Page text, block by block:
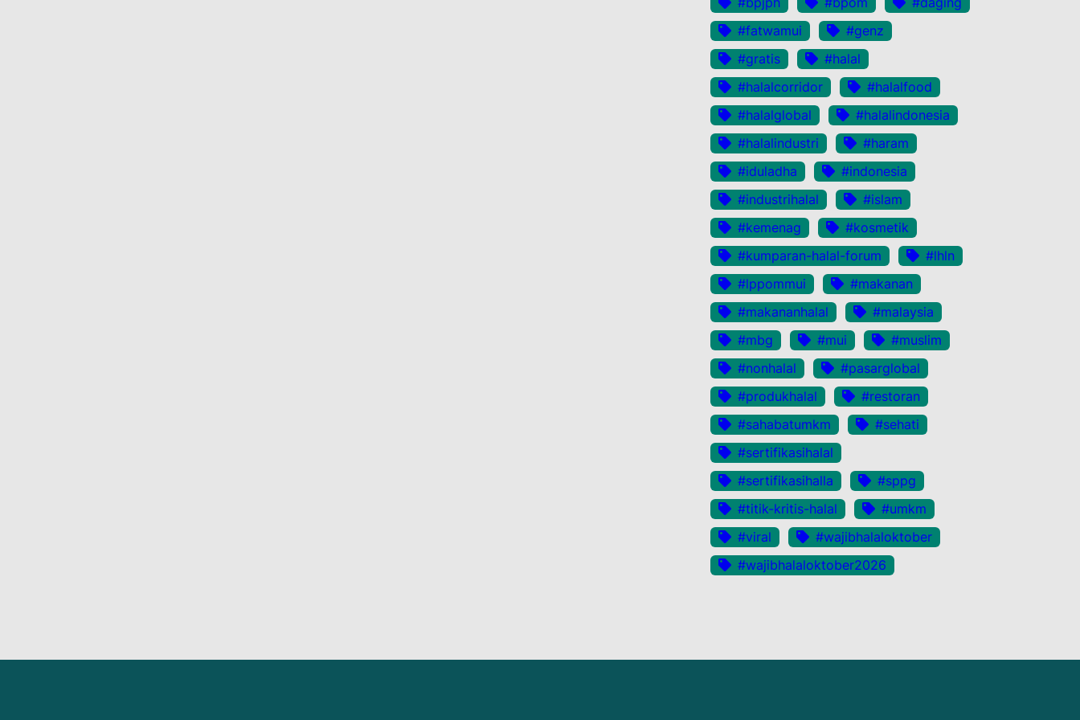
#fatwamui
#genz
#gratis
#halal
#halalcorridor
#halalfood
#halalglobal
#halalindonesia
#halalindustri
#haram
#iduladha
#indonesia
#industrihalal
#islam
#kemenag
#kosmetik
#kumparan-halal-forum
#lhln
#lppommui
#makanan
#makananhalal
#malaysia
#mbg
#mui
#muslim
#nonhalal
#pasarglobal
#produkhalal
#restoran
#sahabatumkm
#sehati
#sertifikasihalal
#sertifikasihalla
#sppg
#titik-kritis-halal
#umkm
#viral
#wajibhalaloktober
#wajibhalaloktober2026